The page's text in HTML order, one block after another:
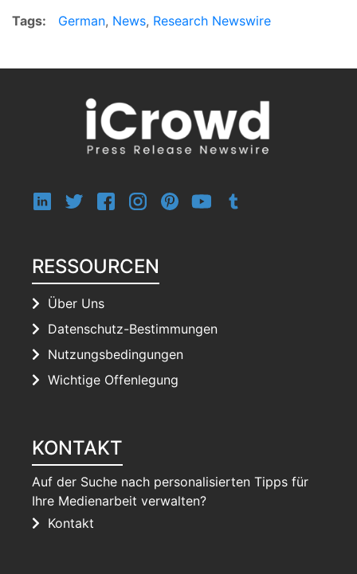
Tags:
German, News, Research Newswire
RESSOURCEN
Über Uns
Datenschutz-Bestimmungen
Nutzungsbedingungen
Wichtige Offenlegung
KONTAKT
Auf der Suche nach personalisierten Tipps für
Ihre Medienarbeit verwalten?
Kontakt